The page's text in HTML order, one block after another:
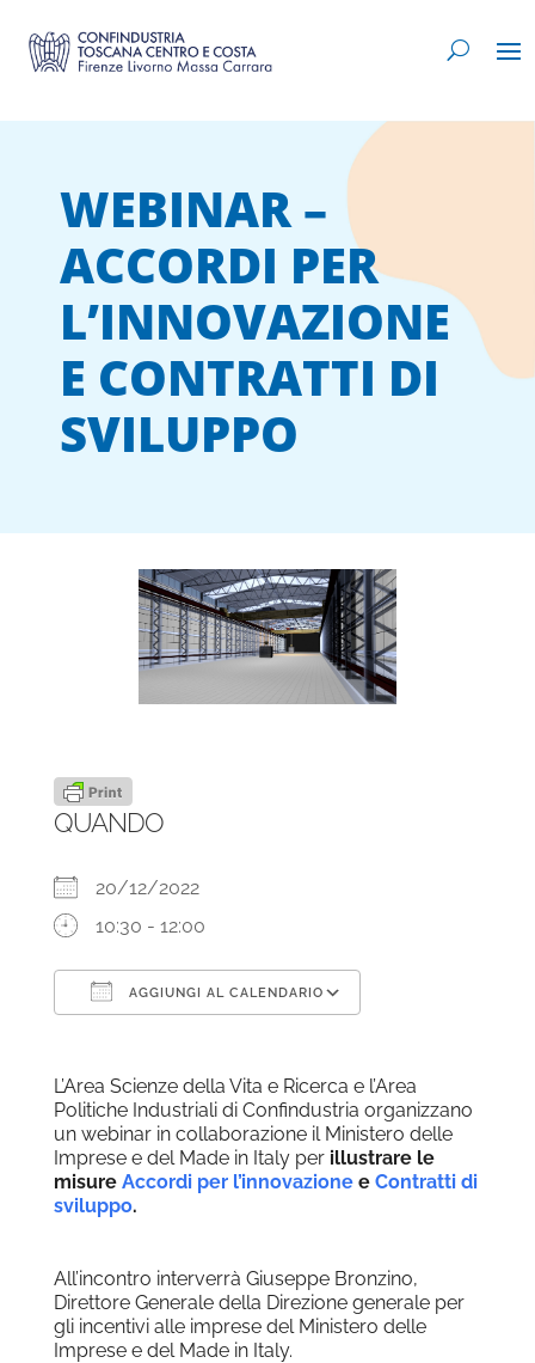
WEBINAR –
ACCORDI PER
L’INNOVAZIONE
E CONTRATTI DI
SVILUPPO
QUANDO
20/12/2022
10:30 - 12:00
AGGIUNGI AL CALENDARIO
L’Area Scienze della Vita e Ricerca e l’Area
Politiche Industriali di Confindustria organizzano
un webinar in collaborazione il Ministero delle
Imprese e del Made in Italy per illustrare le
misure Accordi per l’innovazionee Contratti di
sviluppo.
All’incontro interverrà Giuseppe Bronzino,
Direttore Generale della Direzione generale per
gli incentivi alle imprese del Ministero delle
Imprese e del Made in Italy.